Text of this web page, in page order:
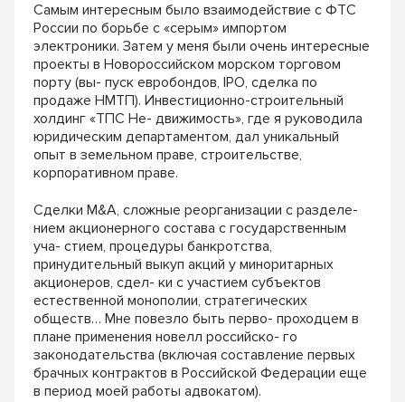
Самым интересным было взаимодействие с ФТС
России по борьбе с «серым» импортом
электроники. Затем у меня были очень интересные
проекты в Новороссийском морском торговом
порту (вы- пуск евробондов, IPO, сделка по
продаже НМТП). Инвестиционно-строительный
холдинг «ТПС Не- движимость», где я руководила
юридическим департаментом, дал уникальный
опыт в земельном праве, строительстве,
корпоративном праве.
Сделки M&A, сложные реорганизации с разделе-
нием акционерного состава с государственным
уча- стием, процедуры банкротства,
принудительный выкуп акций у миноритарных
акционеров, сдел- ки с участием субъектов
естественной монополии, стратегических
обществ… Мне повезло быть перво- проходцем в
плане применения новелл российско- го
законодательства (включая составление первых
брачных контрактов в Российской Федерации еще
в период моей работы адвокатом).